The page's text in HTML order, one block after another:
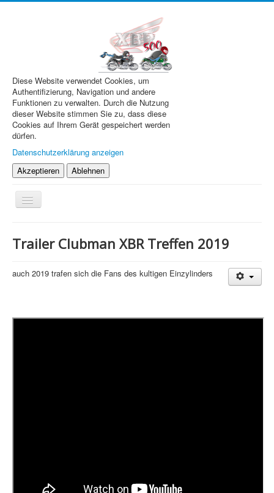
Diese Website verwendet Cookies, um
Authentifizierung, Navigation und andere
Funktionen zu verwalten. Durch die Nutzung
dieser Website stimmen Sie zu, dass diese
Cookies auf Ihrem Gerät gespeichert werden
dürfen.
Datenschutzerklärung anzeigen
Akzeptieren
Ablehnen
Navigation
an/aus
Technik
Forum
Trailer Clubman XBR Treffen 2019
auch 2019 trafen sich die Fans des kultigen Einzylinders